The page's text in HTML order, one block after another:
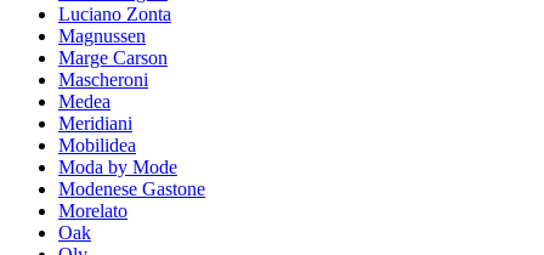
Luciano Zonta
Magnussen
Marge Carson
Mascheroni
Medea
Meridiani
Mobilidea
Moda by Mode
Modenese Gastone
Morelato
Oak